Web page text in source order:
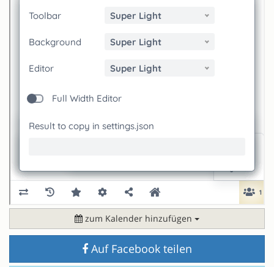
zum Kalender hinzufügen
Auf Facebook teilen